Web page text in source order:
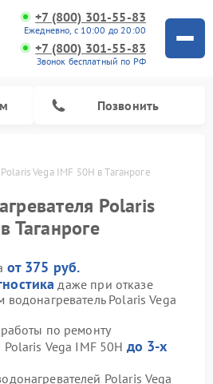
+7 (800) 301-55-83
Ежедневно, с 10:00 до 20:00
+7 (800) 301-55-83
Звонок бесплатный по РФ
Позвонить
Vega IMF 50H в Таганроге
Polaris
Таганроге
от 375 руб.
даже при отказе
водонагреватель Polaris Vega
по ремонту
Polaris Vega IMF 50H до 3-х
Polaris Vega